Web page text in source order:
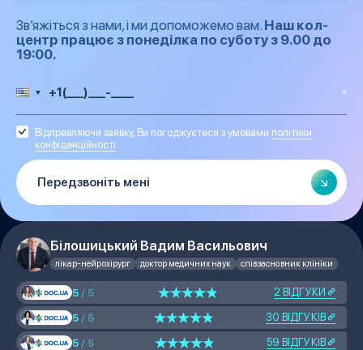
Зв’яжіться з нами, і ми допоможемо вам. Наш кол-
центр працює з понеділка по суботу з 9.00 до
19:00.
Відправляючи заявку, Ви погоджуєтеся з умовами політики
конфіденційності
Білошицький Вадим Васильович
лікар-нейрохірург доктор медичних наук співзасновник клініки
5/ 5 2 ВІДГУКИ
5/ 5 30 ВІДГУКІВ
5/ 5 59 ВІДГУКІВ